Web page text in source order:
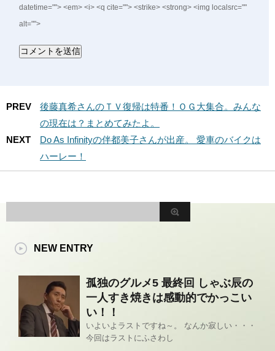
datetime=""> <em> <i> <q cite=""> <strike> <strong> <img localsrc=""
alt="">
PREV
後藤真希さんのＴＶ復帰は特番！ＯＧ大集合。みんな
の現在は？まとめてみたよ。
NEXT
Do As Infinityの伴都美子さんが出産。 愛車のバイクは
ハーレー！
NEW ENTRY
孤独のグルメ5 最終回 しゃぶ辰の
一人すき焼きは感動的でかっこい
い！！
いよいよラストですね～。 なんか寂しい・・・
今回はラストにふさわし